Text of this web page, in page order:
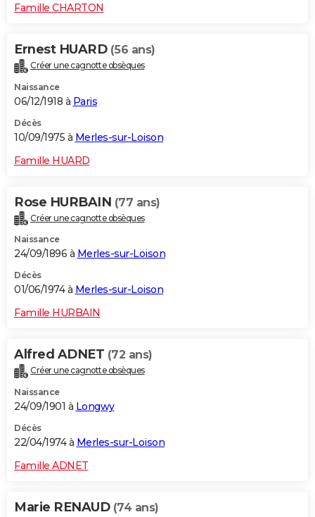
Famille CHARTON
Ernest HUARD (56 ans)
Créer une cagnotte obsèques
Naissance
06/12/1918 à Paris
Décès
10/09/1975 à Merles-sur-Loison
Famille HUARD
Rose HURBAIN (77 ans)
Créer une cagnotte obsèques
Naissance
24/09/1896 à Merles-sur-Loison
Décès
01/06/1974 à Merles-sur-Loison
Famille HURBAIN
Alfred ADNET (72 ans)
Créer une cagnotte obsèques
Naissance
24/09/1901 à Longwy
Décès
22/04/1974 à Merles-sur-Loison
Famille ADNET
Marie RENAUD (74 ans)